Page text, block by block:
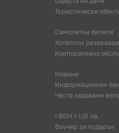
Туристически
Самолетни билети
Хотелски
Корпоративно
Новини
Информационен
Често задавани
1 BOH = 1,01 лв.
Ваучер за подарък